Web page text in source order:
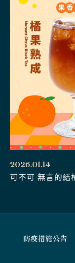
2026.01.14
可不可 無言的
防疫措施公告